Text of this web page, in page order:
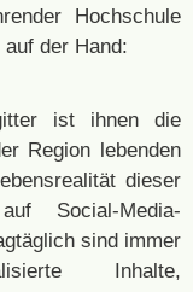
Hochschule
der Hand:
ist ihnen die
Region lebenden
dieser
Social-Media-
sind immer
Inhalte,